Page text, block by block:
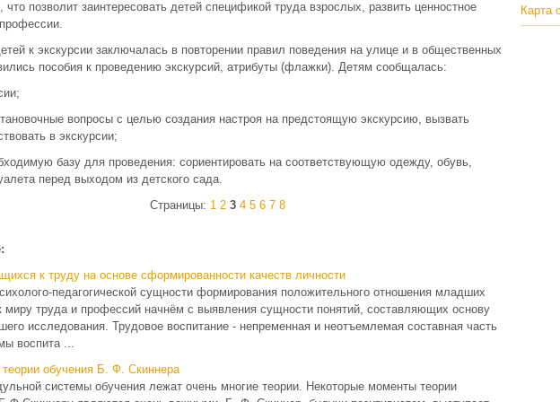
позволит заинтересовать детей спецификой труда взрослых, развить ценностное
к экскурсии заключалась в повторении правил поведения на улице и в общественных
пособия к проведению экскурсий, атрибуты (флажки). Детям сообщалась:
вопросы с целью создания настроя на предстоящую экскурсию, вызвать
в экскурсии;
базу для проведения: сориентировать на соответствующую одежду, обувь,
перед выходом из детского сада.
Страницы: 1 2 3 4 5 6 7 8
к труду на основе сформированности качеств личности
педагогической сущности формирования положительного отношения младших
миру труда и профессий начнём с выявления сущности понятий, составляющих основу
исследования. Трудовое воспитание - непременная и неотъемлемая составная часть
воспита ...
обучения Б. Ф. Скиннера
системы обучения лежат очень многие теории. Некоторые моменты теории
Карта